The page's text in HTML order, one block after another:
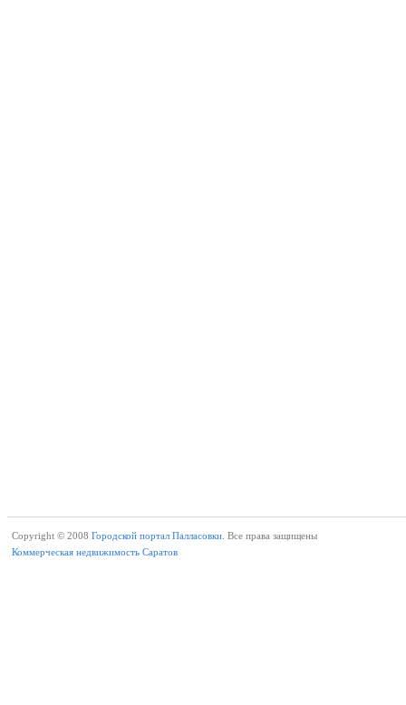
Copyright © 2008 Городской портал Палласовки. Все права защищены
Коммерческая недвижимость Саратов